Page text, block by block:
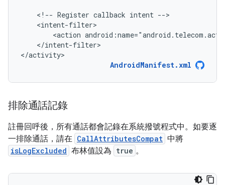
<!-- Register callback intent
<action
</intent-filter>
</activity>
AndroidManifest.xml
排除通話記錄
註冊回呼後，所有通話都會記錄在系統撥號程式中。如要逐
一排除通話，請在 CallAttributesCompat 中將
isLogExcluded 布林值設為 true 。